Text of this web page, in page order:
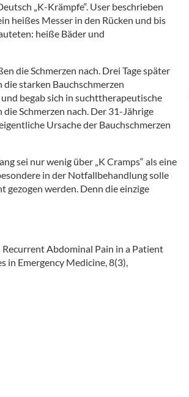
„K-Krämpfe“. User beschrieben
heißes Messer in den Rücken und bis
heiße Bäder und
die Schmerzen nach. Drei Tage später
starken Bauchschmerzen
begab sich in suchttherapeutische
Schmerzen nach. Der 31-Jährige
Ursache der Bauchschmerzen
sei nur wenig über „K Cramps“ als eine
in der Notfallbehandlung solle
gezogen werden. Denn die einzige
Recurrent Abdominal Pain in a Patient
in Emergency Medicine, 8(3),